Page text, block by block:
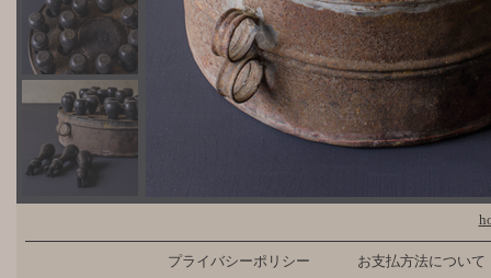
プライバシーポリシー お支払方法について